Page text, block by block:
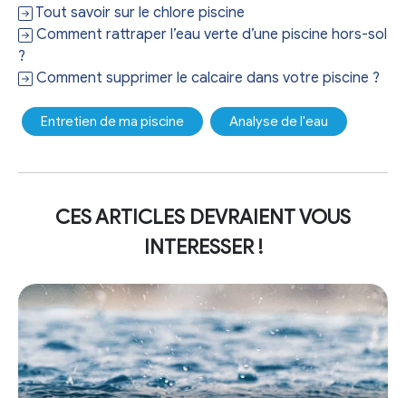
Tout savoir sur le chlore piscine
Comment rattraper l’eau verte d’une piscine hors-sol
?
Comment supprimer le calcaire dans votre piscine ?
Entretien de ma piscine Analyse de l'eau
CES ARTICLES DEVRAIENT VOUS
INTERESSER !